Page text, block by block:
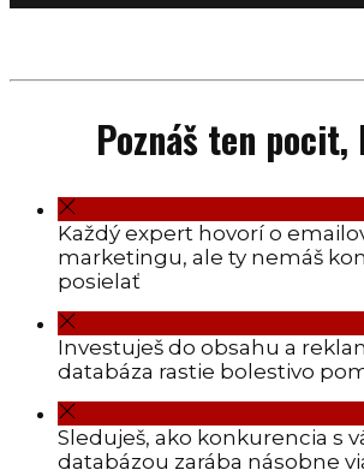
Poznáš ten pocit,
Každý expert hovorí o
marketingu, ale ty nemáš
posielať
Investuješ do obsahu a
databáza rastie bolestivo
Sleduješ, ako konkurencia s
databázou zarába násobne